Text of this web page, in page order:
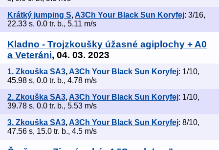
Krátký jumping S, A3Ch Your Black Sun Koryfej: 3/16,
22.33 s, 0.0 tr. b., 5.11 m/s
Kladno - Trojzkoušky úžasné agiplochy + A0
a Veteráni, 04. 03. 2023
1. Zkouška SA3,A3Ch Your Black Sun Koryfej: 1/10,
45.98 s, 0.0 tr. b., 4.78 m/s
2. Zkouška SA3, A3Ch Your Black Sun Koryfej: 1/10,
39.78 s, 0.0 tr. b., 5.53 m/s
3. Zkouška SA3,A3Ch Your Black Sun Koryfej: 8/10,
47.56 s, 15.0 tr. b., 4.5 m/s